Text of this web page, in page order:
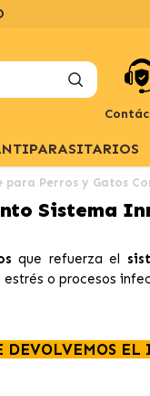
Perros y Gatos
Sistema
que refuerza el
o procesos
DEVOLVEMOS EL